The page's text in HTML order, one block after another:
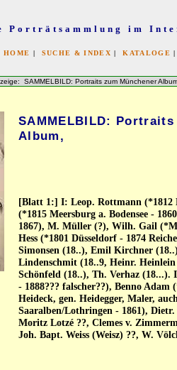
Porträtsammlung im
HOME | SUCHE & INDEX |KATALOGE
SAMMELBILD: Portraits zum Münchener
SAMMELBILD:
Album,
[Blatt 1:] I: Leop. Rottmann (*1812
(*1815 Meersburg a. Bodensee -
1867), M. Müller (?), Wilh. Gail
Hess (*1801 Düsseldorf - 1874
Simonsen (18..), Emil Kirchner
Lindenschmit (18..9, Heinr.
Schönfeld (18..), Th. Verhaz
- 1888??? falscher??), Benno
Heideck, gen. Heidegger, Maler,
Saaralben/Lothringen - 1861),
Moritz Lotzé ??, Clemes v.
Joh. Bapt. Weiss (Weisz) ??, W.